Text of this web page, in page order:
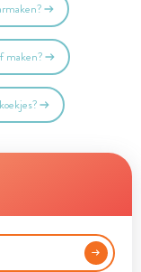
maken?